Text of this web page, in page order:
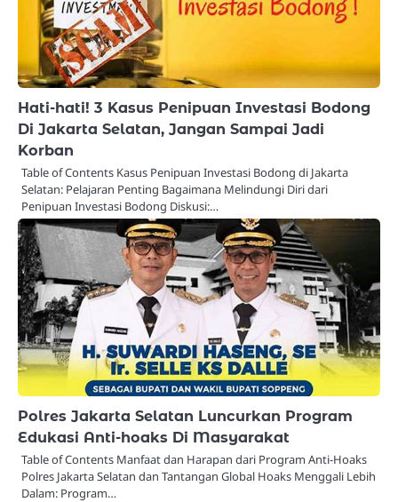
Hati-hati! 3 Kasus Penipuan Investasi Bodong
Di Jakarta Selatan, Jangan Sampai Jadi
Korban
Table of Contents Kasus Penipuan Investasi Bodong di Jakarta
Selatan: Pelajaran Penting Bagaimana Melindungi Diri dari
Penipuan Investasi Bodong Diskusi:…
Polres Jakarta Selatan Luncurkan Program
Edukasi Anti-hoaks Di Masyarakat
Table of Contents Manfaat dan Harapan dari Program Anti-Hoaks
Polres Jakarta Selatan dan Tantangan Global Hoaks Menggali Lebih
Dalam: Program…